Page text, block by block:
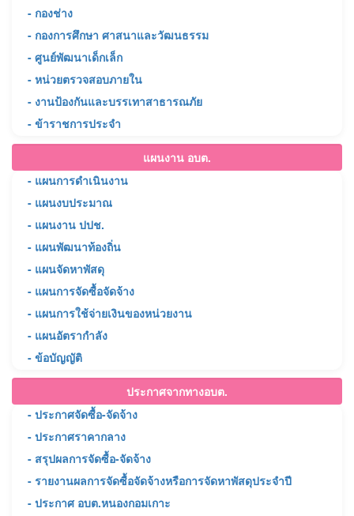
- กองช่าง
- กองการศึกษา ศาสนาและวัฒนธรรม
- ศูนย์พัฒนาเด็กเล็ก
- หน่วยตรวจสอบภายใน
- งานป้องกันและบรรเทาสาธารณภัย
- ข้าราชการประจำ
แผนงาน อบต.
- แผนการดำเนินงาน
- แผนงบประมาณ
- แผนงาน ปปช.
- แผนพัฒนาท้องถิ่น
- แผนจัดหาพัสดุ
- แผนการจัดซื้อจัดจ้าง
- แผนการใช้จ่ายเงินของหน่วยงาน
- แผนอัตรากำลัง
- ข้อบัญญัติ
ประกาศจากทางอบต.
- ประกาศจัดซื้อ-จัดจ้าง
- ประกาศราคากลาง
- สรุปผลการจัดซื้อ-จัดจ้าง
- รายงานผลการจัดซื้อจัดจ้างหรือการจัดหาพัสดุประจำปี
- ประกาศ อบต.หนองกอมเกาะ